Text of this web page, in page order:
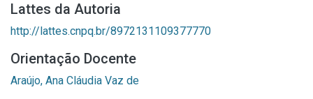
Lattes da Autoria
http://lattes.cnpq.br/8972131109377770
Orientação Docente
Araújo, Ana Cláudia Vaz de